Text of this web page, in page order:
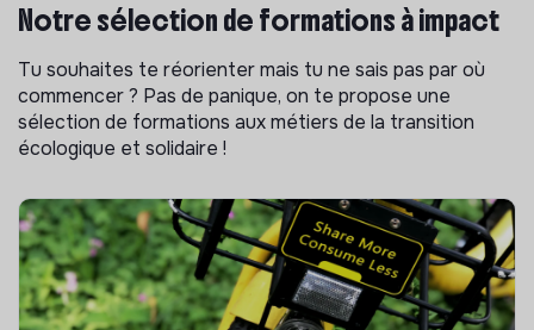
Notre sélection de formations à impact
Tu souhaites te réorienter mais tu ne sais pas par où
commencer ? Pas de panique, on te propose une
sélection de formations aux métiers de la transition
écologique et solidaire !